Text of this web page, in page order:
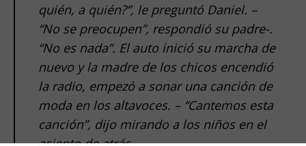
quién, a quién?”, le preguntó Daniel. –
“No se preocupen”, respondió su padre-.
“No es nada”. El auto inició su marcha de
nuevo y la madre de los chicos encendió
la radio, empezó a sonar una canción de
moda en los altavoces. – “Cantemos esta
canción”, dijo mirando a los niños en el